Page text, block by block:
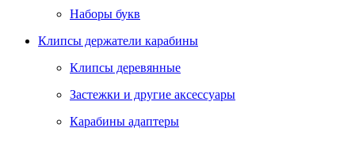
Наборы букв
Клипсы держатели карабины
Клипсы деревянные
Застежки и другие аксессуары
Карабины адаптеры